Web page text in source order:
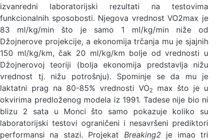
izvanredni laboratorijski rezultati na testovima
funkcionalnih sposobosti. Njegova vrednost VO2max je
83 ml/kg/min što je samo 1 ml/kg/min niže od
Džojnerove projekcije, a ekonomija trčanja mu je sjajnih
150 ml/kg/km, čak 20 ml/kg/km bolje od vrednosti u
Džojnerovoj teoriji (bolja ekonomija predstavlja nižu
vrednost tj. nižu potrošnju). Spominje se da mu je
laktatni prag na 80-85% vrednosti VO2
max što je u
okvirima predloženog modela iz 1991. Tadese nije bio ni
blizu 2 sata u Monci što samo pokazuje koliko su
laboratorijski testovi ograničeni i nesavršeni prediktori
performansi na stazi. Projekat Breaking2 je imao tri